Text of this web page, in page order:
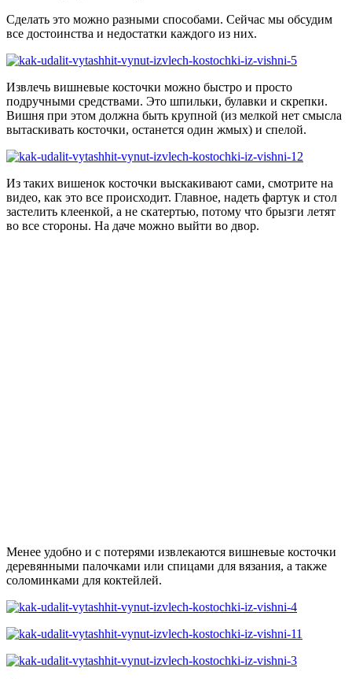
Сделать это можно разными способами. Сейчас мы обсудим
все достоинства и недостатки каждого из них.
Извлечь вишневые косточки можно быстро и просто
подручными средствами. Это шпильки, булавки и скрепки.
Вишня при этом должна быть крупной (из мелкой нет смысла
вытаскивать косточки, останется один жмых) и спелой.
Из таких вишенок косточки выскакивают сами, смотрите на
видео, как это все происходит. Главное, надеть фартук и стол
застелить клеенкой, а не скатертью, потому что брызги летят
во все стороны. На даче можно выйти во двор.
Менее удобно и с потерями извлекаются вишневые косточки
деревянными палочками или спицами для вязания, а также
соломинками для коктейлей.